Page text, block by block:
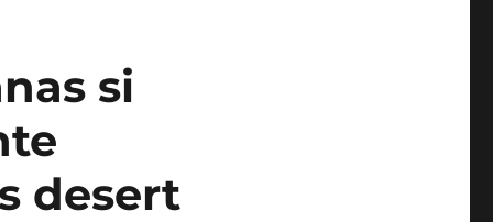
si
desert